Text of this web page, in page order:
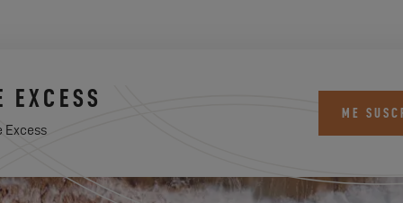
EXCESS
Excess
ME